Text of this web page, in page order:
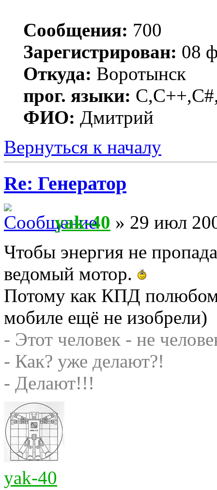
Сообщения: 700
Зарегистрирован: 08
Откуда: Воротынск
прог. языки:
ФИО: Дмитрий
Вернуться к началу
Re: Генератор
yak-40 » 29 июл
Чтобы энергия не
ведомый мотор.
Потому как КПД
мобиле ещё не изобрели)
- Этот человек - не
- Как? уже делают?!
- Делают!!!
yak-40